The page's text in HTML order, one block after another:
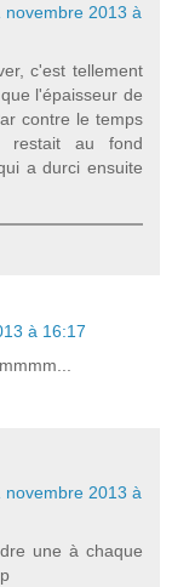
novembre 2013 à
c'est tellement
l'épaisseur de
contre le temps
au fond
a durci ensuite
à 16:17
novembre 2013 à
une à chaque